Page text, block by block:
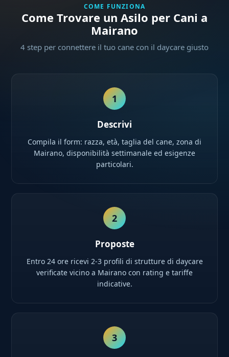
COME FUNZIONA
Come Trovare un Asilo per Cani a
Mairano
4 step per connettere il tuo cane con il daycare giusto
1
Descrivi
Compila il form: razza, età, taglia del cane, zona di
Mairano, disponibilità settimanale ed esigenze
particolari.
2
Proposte
Entro 24 ore ricevi 2-3 profili di strutture di daycare
verificate vicino a Mairano con rating e tariffe
indicative.
3